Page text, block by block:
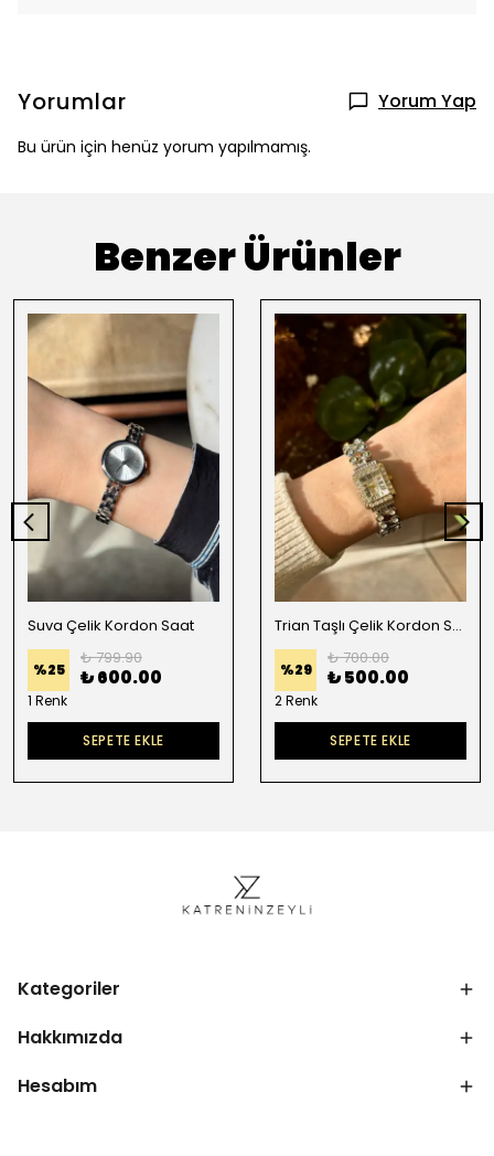
Yorumlar Yorum Yap
Bu ürün için henüz yorum yapılmamış.
Benzer Ürünler
Suva Çelik Kordon Saat
%25
₺ 799.90
₺ 600.00
1 Renk
SEPETE EKLE
Trian Taşlı Çelik Kordon Saat
%29
₺ 700.00
₺ 500.00
2 Renk
SEPETE EKLE
Kategoriler
Hakkımızda
Hesabım